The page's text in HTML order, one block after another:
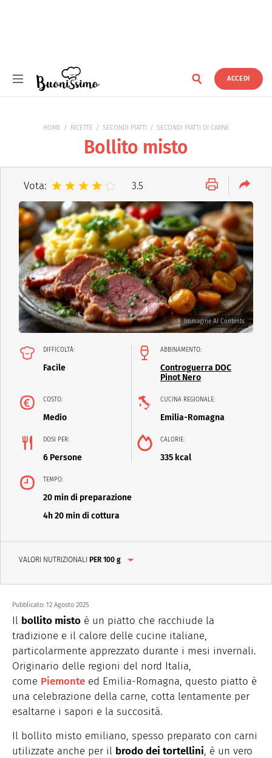
ACCEDI
HOME RICETTE SECONDI PIATTI SECONDI PIATTI DI CARNE
Bollito misto
Vota: 3.5
Immagine AI Contents
DIFFICOLTÀ:
Facile
ABBINAMENTO:
Controguerra DOC
Pinot Nero
COSTO:
Medio
CUCINA REGIONALE:
Emilia-Romagna
DOSI PER:
6 Persone
CALORIE:
335 kcal
TEMPO:
20 min di preparazione
4h 20 min di cottura
VALORI NUTRIZIONALI PER 100 g
Pubblicato: 12 Agosto 2025
Il bollito misto è un piatto che racchiude la
tradizione e il calore delle cucine italiane,
particolarmente apprezzato durante i mesi invernali.
Originario delle regioni del nord Italia,
come Piemonte ed Emilia-Romagna, questo piatto è
una celebrazione della carne, cotta lentamente per
esaltarne i sapori e la succosità.
Il bollito misto emiliano, spesso preparato con carni
utilizzate anche per il brodo dei tortellini, è un vero